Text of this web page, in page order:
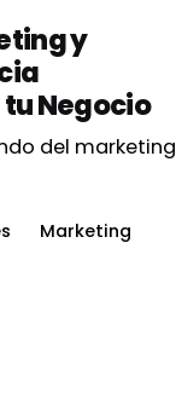
y
Negocio
del marketing
Marketing